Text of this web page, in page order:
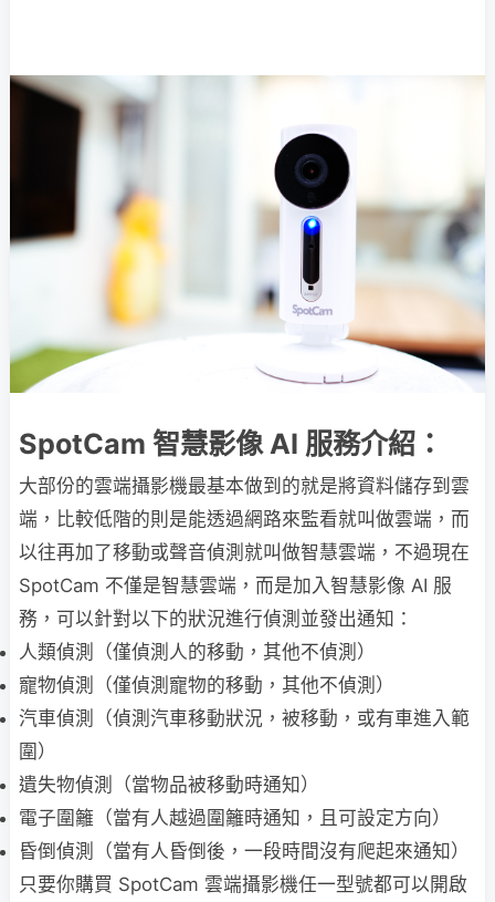
SpotCam 智慧影像 AI 服務介紹：
大部份的雲端攝影機最基本做到的就是將資料儲存到雲
端，比較低階的則是能透過網路來監看就叫做雲端，而
以往再加了移動或聲音偵測就叫做智慧雲端，不過現在
SpotCam 不僅是智慧雲端，而是加入智慧影像 AI 服
務，可以針對以下的狀況進行偵測並發出通知：
人類偵測（僅偵測人的移動，其他不偵測）
寵物偵測（僅偵測寵物的移動，其他不偵測）
汽車偵測（偵測汽車移動狀況，被移動，或有車進入範
圍）
遺失物偵測（當物品被移動時通知）
電子圍籬（當有人越過圍籬時通知，且可設定方向）
昏倒偵測（當有人昏倒後，一段時間沒有爬起來通知）
只要你購買 SpotCam 雲端攝影機任一型號都可以開啟